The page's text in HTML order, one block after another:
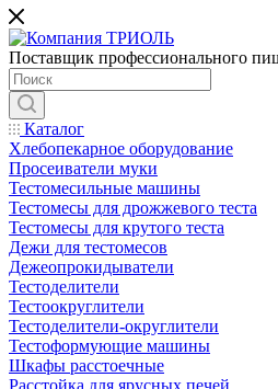
Поставщик профессионального
Каталог
Хлебопекарное оборудование
Просеиватели муки
Тестомесильные машины
Тестомесы для дрожжевого теста
Тестомесы для крутого теста
Дежи для тестомесов
Дежеопрокидыватели
Тестоделители
Тестоокруглители
Тестоделители-округлители
Тестоформующие машины
Шкафы расстоечные
Расстойка для ярусных печей